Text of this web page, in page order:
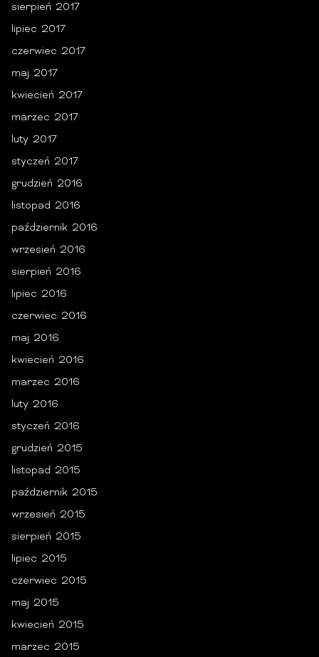
sierpień 2017
lipiec 2017
czerwiec 2017
maj 2017
kwiecień 2017
marzec 2017
luty 2017
styczeń 2017
grudzień 2016
listopad 2016
październik 2016
wrzesień 2016
sierpień 2016
lipiec 2016
czerwiec 2016
maj 2016
kwiecień 2016
marzec 2016
luty 2016
styczeń 2016
grudzień 2015
listopad 2015
październik 2015
wrzesień 2015
sierpień 2015
lipiec 2015
czerwiec 2015
maj 2015
kwiecień 2015
marzec 2015